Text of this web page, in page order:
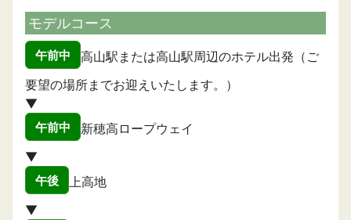
モデルコース
午前中
高山駅または高山駅周辺のホテル出発（ご
要望の場所までお迎えいたします。）
▼
午前中
新穂高ロープウェイ
▼
午後
上高地
▼